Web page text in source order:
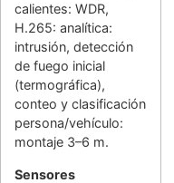
calientes: WDR,
H.265: analítica:
intrusión, detección
de fuego inicial
(termográfica),
conteo y clasificación
persona/vehículo:
montaje 3–6 m.
Sensores